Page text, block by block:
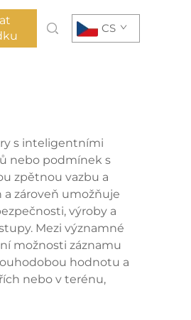
CS
s inteligentními
nebo podmínek s
zpětnou vazbu a
zároveň umožňuje
výroby a
Mezi významné
možnosti záznamu
hodnotu a
nebo v terénu,